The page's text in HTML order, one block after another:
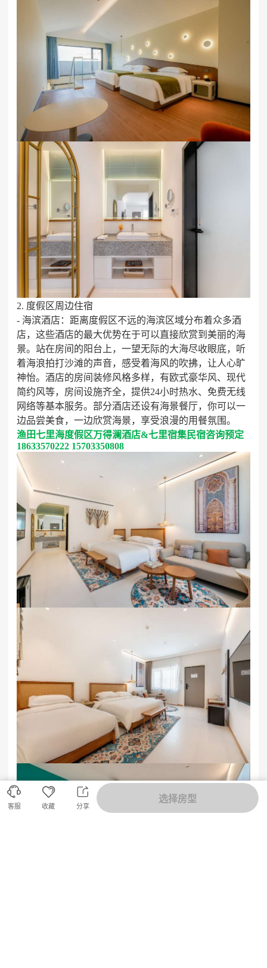
2. 度假区周边住宿
- 海滨酒店：距离度假区不远的海滨区域分布着众多酒
店，这些酒店的最大优势在于可以直接欣赏到美丽的海
景。站在房间的阳台上，一望无际的大海尽收眼底，听
着海浪拍打沙滩的声音，感受着海风的吹拂，让人心旷
神怡。酒店的房间装修风格多样，有欧式豪华风、现代
简约风等，房间设施齐全，提供24小时热水、免费无线
网络等基本服务。部分酒店还设有海景餐厅，你可以一
边品尝美食，一边欣赏海景，享受浪漫的用餐氛围。
渔田七里海度假区万得澜酒店&七里宿集​民宿咨询预定
18633570222 15703350808

客服

收藏

分享
选择房型